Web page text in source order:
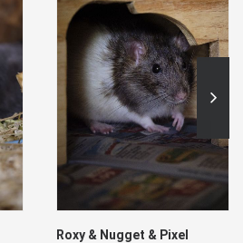
Roxy & Nugget & Pixel